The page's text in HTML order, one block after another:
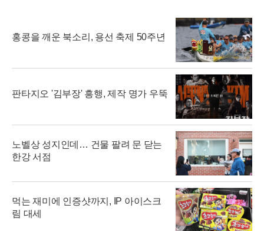
홍콩을 깨운 북소리, 용선 축제 50주년
판타지오 '김부장' 흥행, 제작 명가 우뚝
노벨상 성지인데… 건물 팔려 문 닫는
한강 서점
먹는 재미에 인증샷까지, IP 아이스크
림 대세